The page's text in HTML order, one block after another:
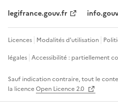
legifrance.gouv.fr
Licences Modalités d'utilisation
légales Accessibilité : partiellement
Sauf indication contraire, tout le
la licenceOpen Licence 2.0